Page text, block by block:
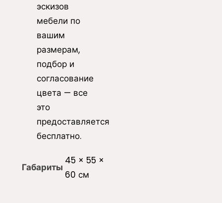
эскизов
мебели по
вашим
размерам,
подбор и
согласование
цвета — все
это
предоставляется
бесплатно.
Габариты
45 × 55 ×
60 см